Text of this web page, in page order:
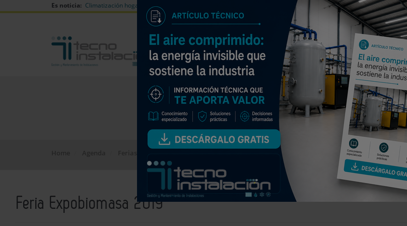
Es noticia: Climatización hogares verano Válvulas de equilibrado para sistemas calefacción
NOTICIAS PRODUCTOS
EMPRESAS PREMIUM
Feria Expobiomasa 2019